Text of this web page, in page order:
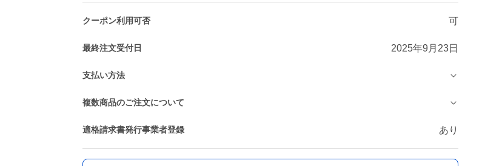
クーポン利用可否 可
最終注文受付日 2025年9月23日
支払い方法
複数商品のご注文について
適格請求書発行事業者登録 あり